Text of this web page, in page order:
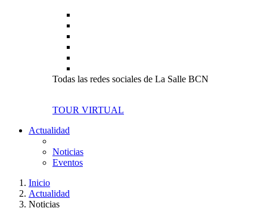
Todas las redes sociales de La Salle BCN
TOUR VIRTUAL
Actualidad
Noticias
Eventos
Inicio
Actualidad
Noticias